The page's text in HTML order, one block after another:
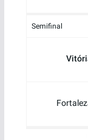
Semifinal